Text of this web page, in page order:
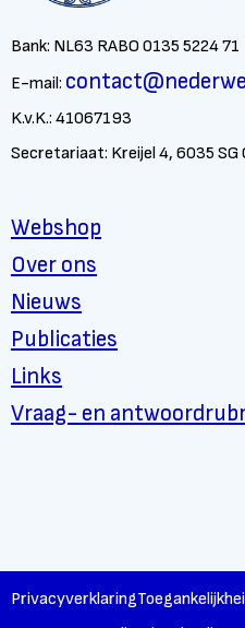
Bank: NL63 RABO 0135 5224 71
E-mail:
K.v.K.: 41067193
Secretariaat: Kreijel 4, 6035 SG
Webshop
Over ons
Nieuws
Publicaties
Links
Vraag- en
Privacyverklaring